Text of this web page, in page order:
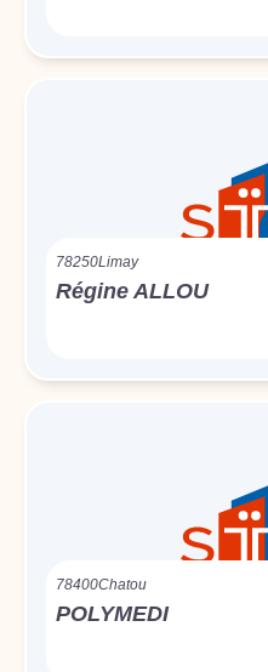
78250Limay
Régine ALLOU
78400Chatou
POLYMEDI